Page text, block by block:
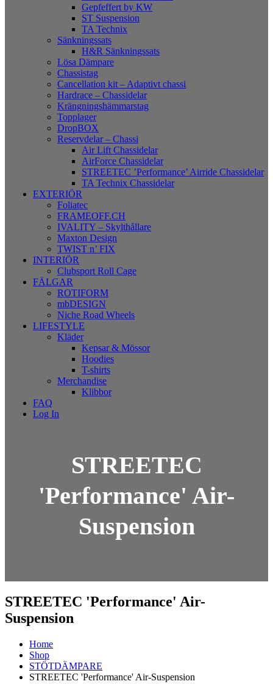
Gepfeffert by KW
ST Suspension
TA Technix
Sänkningssats
H&R Sänkningssats
Lösa Dämpare
Chassistag
Cancellation kit – Adaptivt chassi
Hardrace – Chassidelar
Krängningshämmarstag
Topplager
DropBOX
Reservdelar – Chassi
Air Lift Chassidelar
AirForce Chassidelar
STREETEC ’Performance’ Airride Chassidelar
TA Technix Chassidelar
EXTERIÖR
Foliatec
FRAMEOFF.CH
IVALITY – Skylthållare
Maxton Design
TWIST n’ FIX
INTERIÖR
Clubsport Roll Cage
FÄLGAR
ROTIFORM
mbDESIGN
Niche Road Wheels
LIFESTYLE
Kläder
Kepsar & Mössor
Hoodies
T-shirts
Merchandise
Klibbor
FAQ
Log In
STREETEC
'Performance' Air-
Suspension
STREETEC 'Performance' Air-
Suspension
Home
Shop
STÖTDÄMPARE
STREETEC 'Performance' Air-Suspension